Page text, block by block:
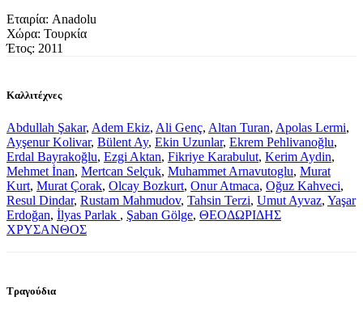
Εταιρία: Anadolu
Χώρα: Τουρκία
Έτος: 2011
Καλλιτέχνες
Abdullah Şakar, Adem Ekiz, Ali Genç, Altan Turan, Apolas Lermi,
Ayşenur Kolivar, Bülent Ay, Ekin Uzunlar, Ekrem Pehlivanoğlu,
Erdal Bayrakoğlu, Ezgi Aktan, Fikriye Karabulut, Kerim Aydin,
Mehmet İnan, Mertcan Selçuk, Muhammet Arnavutoglu, Murat
Kurt, Murat Çorak, Olcay Bozkurt, Onur Atmaca, Oğuz Kahveci,
Resul Dindar, Rustam Mahmudov, Tahsin Terzi, Umut Ayvaz, Yaşar
Erdoğan, İlyas Parlak , Şaban Gölge, ΘΕΟΔΩΡΙΔΗΣ
ΧΡΥΣΑΝΘΟΣ
Τραγούδια